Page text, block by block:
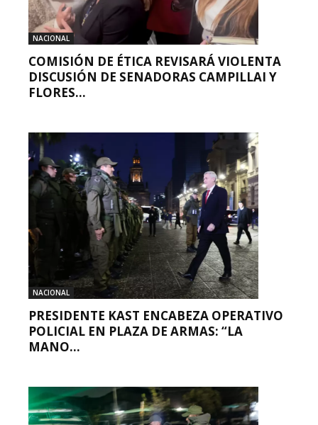
NACIONAL
COMISIÓN DE ÉTICA REVISARÁ VIOLENTA
DISCUSIÓN DE SENADORAS CAMPILLAI Y
FLORES...
NACIONAL
PRESIDENTE KAST ENCABEZA OPERATIVO
POLICIAL EN PLAZA DE ARMAS: “LA
MANO...